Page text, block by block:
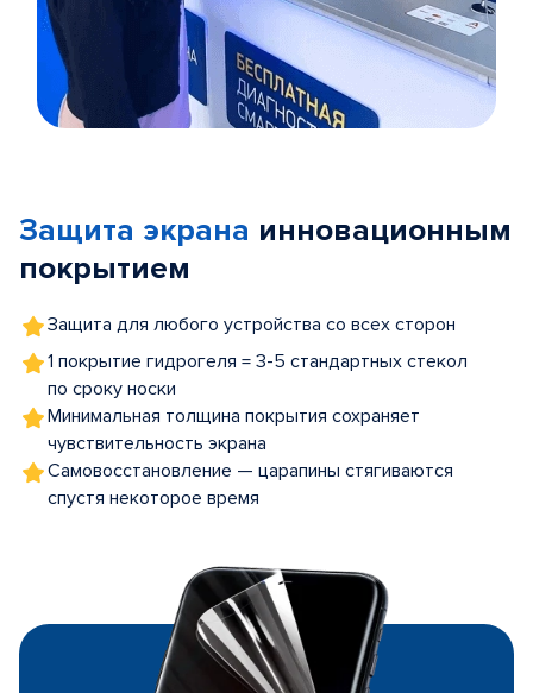
5
Защита экрана инновационным
покрытием
Защита для любого устройства со всех сторон
1 покрытие гидрогеля = 3-5 стандартных стекол
по сроку носки
Минимальная толщина покрытия сохраняет
чувствительность экрана
Самовосстановление — царапины стягиваются
спустя некоторое время